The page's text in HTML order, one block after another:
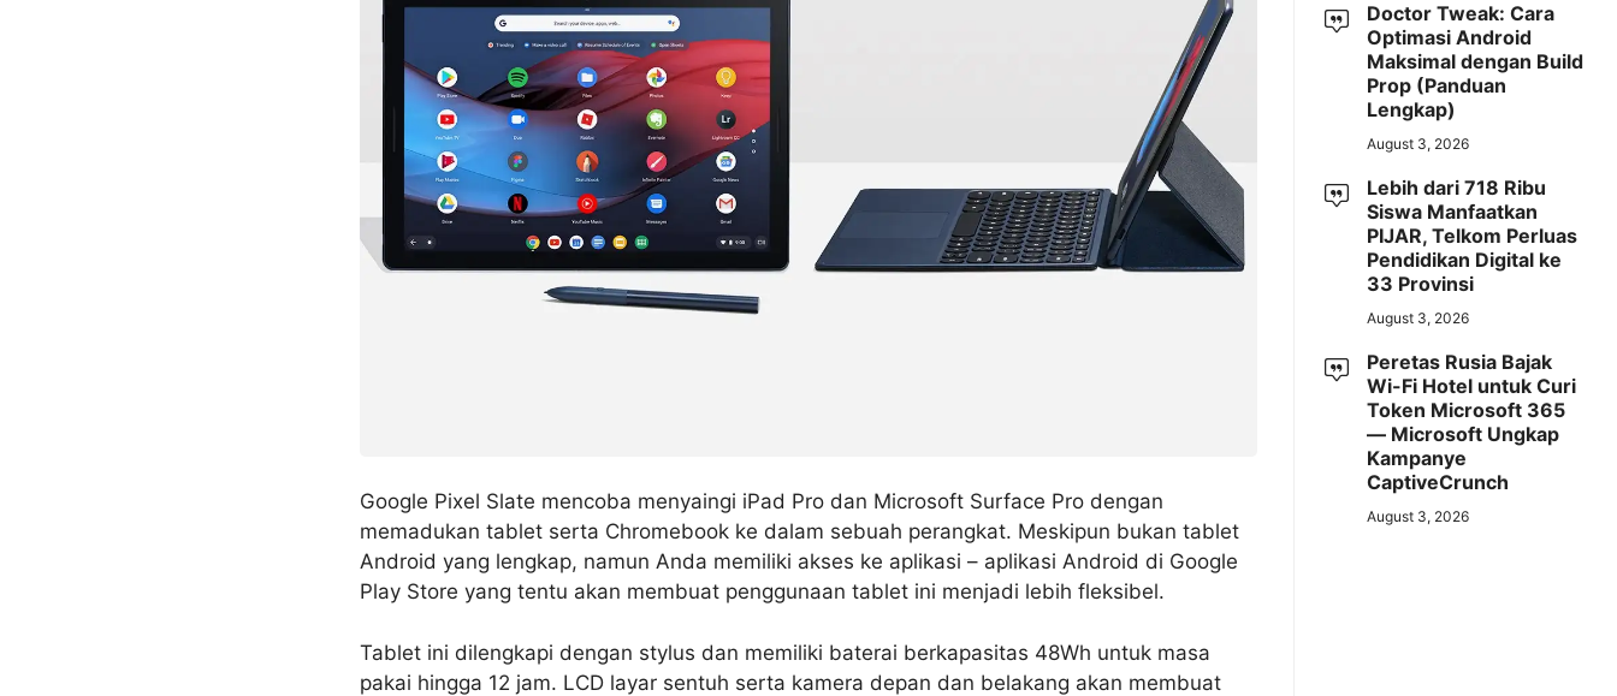
Google Pixel Slate mencoba menyaingi iPad Pro dan Microsoft Surface Pro dengan
memadukan tablet serta Chromebook ke dalam sebuah perangkat. Meskipun bukan tablet
Android yang lengkap, namun Anda memiliki akses ke aplikasi – aplikasi Android di Google
Play Store yang tentu akan membuat penggunaan tablet ini menjadi lebih fleksibel.
Tablet ini dilengkapi dengan stylus dan memiliki baterai berkapasitas 48Wh untuk masa
pakai hingga 12 jam. LCD layar sentuh serta kamera depan dan belakang akan membuat
Doctor Tweak: Cara
Optimasi Android
Maksimal dengan Build
Prop (Panduan
Lengkap)
August 3, 2026
Lebih dari 718 Ribu
Siswa Manfaatkan
PIJAR, Telkom Perluas
Pendidikan Digital ke
33 Provinsi
August 3, 2026
Peretas Rusia Bajak
Wi-Fi Hotel untuk Curi
Token Microsoft 365
— Microsoft Ungkap
Kampanye
CaptiveCrunch
August 3, 2026